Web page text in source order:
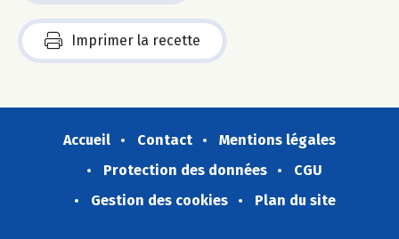
Imprimer la recette
Accueil Contact
Mentions légales
Protection des données
CGU
Gestion des cookies
Plan du site